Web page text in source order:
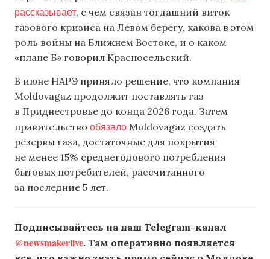
рассказывает, с чем связан тогдашний виток
газового кризиса на Левом берегу, какова в этом
роль войны на Ближнем Востоке, и о каком
«плане Б» говорил Красносельский.
В июне НАРЭ приняло решение, что компания
Moldovagaz продолжит поставлять газ
в Приднестровье до конца 2026 года. Затем
правительство обязало Moldovagaz создать
резервы газа, достаточные для покрытия
не менее 15% среднегодового потребления
бытовых потребителей, рассчитанного
за последние 5 лет.
Подписывайтесь на наш Telegram-канал
@newsmakerlive. Там оперативно появляется